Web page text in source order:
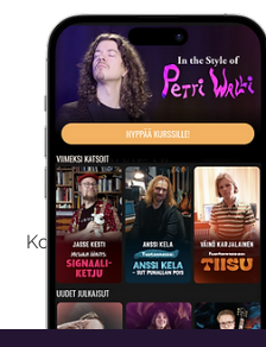
Kokeile
Kokeilemalla ilmaiseksi
viikon